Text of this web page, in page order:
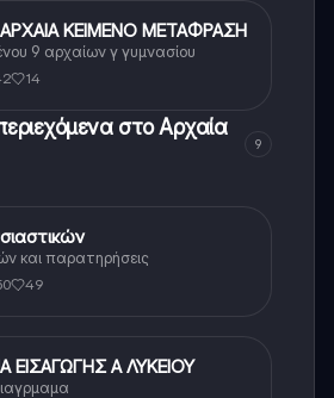
ΚΕΙΜΕΝΟ ΜΕΤΑΦΡΑΣΗ
μετάφραση κειμένου 9 αρχαίων γ γυμνασίου
14
στο Αρχαία
9
και παρατηρήσεις
49
ΕΙΣΑΓΩΓΗΣ Α ΛΥΚΕΙΟΥ